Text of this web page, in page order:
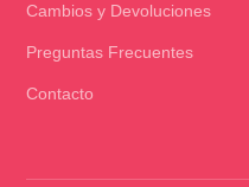
Cambios y Devoluciones
Preguntas Frecuentes
Contacto